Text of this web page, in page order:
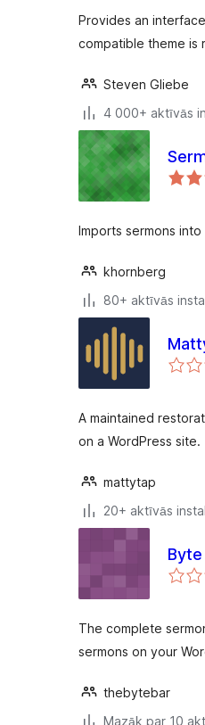
Provides an
compatible theme
Steven Gliebe
4 000+ aktīvās
Imports sermons
khornberg
80+ aktīvās
A maintained
on a WordPress site.
mattytap
20+ aktīvās
The complete
sermons on your
thebytebar
Mazāk par 10